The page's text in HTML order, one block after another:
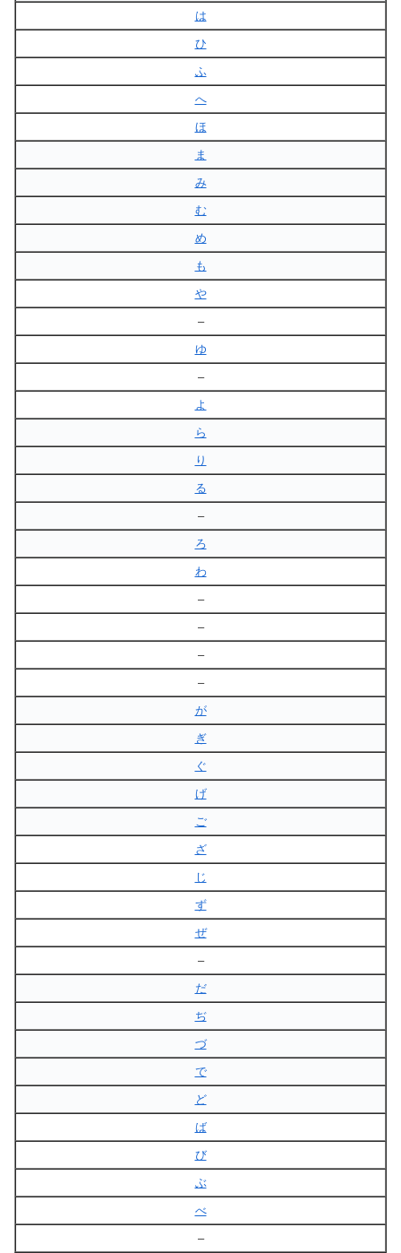
は
ひ
ふ
へ
ほ
ま
み
む
め
も
や
–
ゆ
–
よ
ら
り
る
–
ろ
わ
–
–
–
–
が
ぎ
ぐ
げ
ご
ざ
じ
ず
ぜ
–
だ
ぢ
づ
で
ど
ば
び
ぶ
べ
–